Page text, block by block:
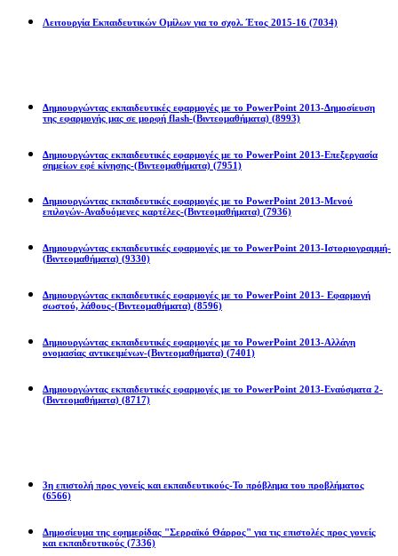
Λειτουργία Εκπαιδευτικών Ομίλων για το σχολ. Έτος 2015-16 (7034)
Δημιουργώντας εκπαιδευτικές εφαρμογές με το PowerPoint 2013-Δημοσίευση
της εφαρμογής μας σε μορφή flash-(Βιντεομαθήματα) (8993)
Δημιουργώντας εκπαιδευτικές εφαρμογές με το PowerPoint 2013-Επεξεργασία
σημείων εφέ κίνησης-(Βιντεομαθήματα) (7951)
Δημιουργώντας εκπαιδευτικές εφαρμογές με το PowerPoint 2013-Μενού
επιλογών-Αναδυόμενες καρτέλες-(Βιντεομαθήματα) (7936)
Δημιουργώντας εκπαιδευτικές εφαρμογές με το PowerPoint 2013-Ιστοριογραμμή-
(Βιντεομαθήματα) (9330)
Δημιουργώντας εκπαιδευτικές εφαρμογές με το PowerPoint 2013- Εφαρμογή
σωστού, λάθους-(Βιντεομαθήματα) (8596)
Δημιουργώντας εκπαιδευτικές εφαρμογές με το PowerPoint 2013-Αλλάγη
ονομασίας αντικειμένων-(Βιντεομαθήματα) (7401)
Δημιουργώντας εκπαιδευτικές εφαρμογές με το PowerPoint 2013-Εναύσματα 2-
(Βιντεομαθήματα) (8717)
3η επιστολή προς γονείς και εκπαιδευτικούς-Το πρόβλημα του προβλήματος
(6566)
Δημοσίευμα της εφημερίδας "Σερραϊκό Θάρρος" για τις επιστολές προς γονείς
και εκπαιδευτικούς (7336)